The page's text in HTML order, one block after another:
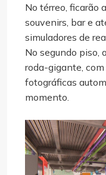
No térreo, ficarão
souvenirs, bar e
simuladores de
No segundo piso,
roda-gigante,
fotográficas
momento.